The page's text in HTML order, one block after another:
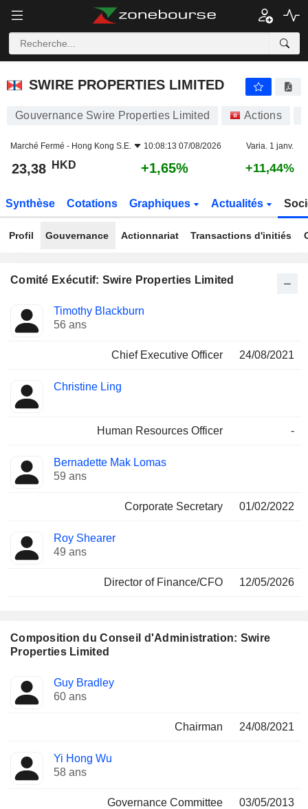
SWIRE PROPERTIES LIMITED
SWIRE PROPERTIES LIMITED
Gouvernance Swire Properties Limited Actions
Marché Fermé - Hong Kong S.E. 10:08:13 07/08/2026 Varia. 1 janv.
23,38 HKD +1,65% +11,44%
Synthèse Cotations Graphiques Actualités
Profil Gouvernance Actionnariat Transactions d'initiés
Comité Exécutif: Swire Properties Limited
Dirigeant
Fonctions
occupées
Timothy Blackburn
56 ans
Chief Executive Officer 24/08/2021
Christine Ling
Human Resources Officer -
Bernadette Mak Lomas
59 ans
Corporate Secretary 01/02/2022
Roy Shearer
49 ans
Director of Finance/CFO 12/05/2026
Composition du Conseil d'Administration: Swire
Properties Limited
Administrateur Comités
Guy Bradley
60 ans
Chairman 24/08/2021
Yi Hong Wu
58 ans
Governance Committee
03/05/2013